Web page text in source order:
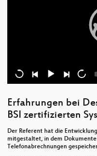
Erfahrungen bei
BSI zertifizierten
Der Referent hat die
mitgestaltet, in dem
Telefonabrechnungen